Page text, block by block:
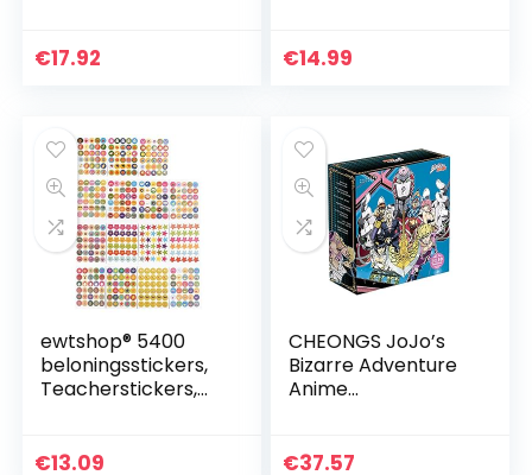
volwassenen, grote
€17.92
voor Leraar
€14.99
ewtshop® 5400
beloningsstickers,
Teacherstickers,
kinderen,
€13.09
CHEONGS JoJo’s
Bizarre Adventure
Anime
glazen beker/Mini
€37.57